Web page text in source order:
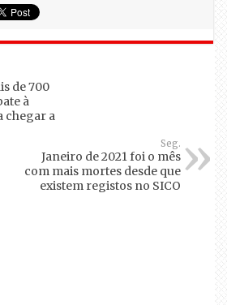
de 700
à
chegar a
Seg.
Janeiro de 2021 foi o mês
com mais mortes desde que
existem registos no SICO